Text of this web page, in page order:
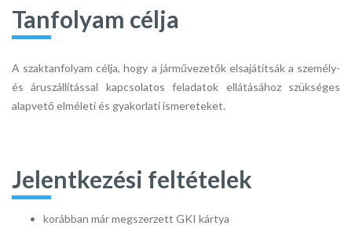
Tanfolyam célja
A szaktanfolyam célja, hogy a járművezetők elsajátítsák a személy-
és áruszállítással kapcsolatos feladatok ellátásához szükséges
alapvető elméleti és gyakorlati ismereteket.
Jelentkezési feltételek
korábban már megszerzett GKI kártya